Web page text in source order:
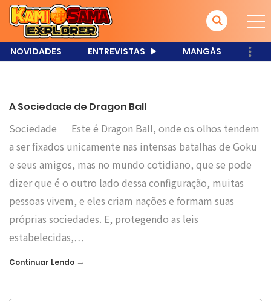
NOVIDADES ENTREVISTAS MANGÁS
A Sociedade de Dragon Ball
Sociedade Este é Dragon Ball, onde os olhos tendem
a ser fixados unicamente nas intensas batalhas de Goku
e seus amigos, mas no mundo cotidiano, que se pode
dizer que é o outro lado dessa configuração, muitas
pessoas vivem, e eles criam nações e formam suas
próprias sociedades. E, protegendo as leis
estabelecidas,…
Continuar Lendo →